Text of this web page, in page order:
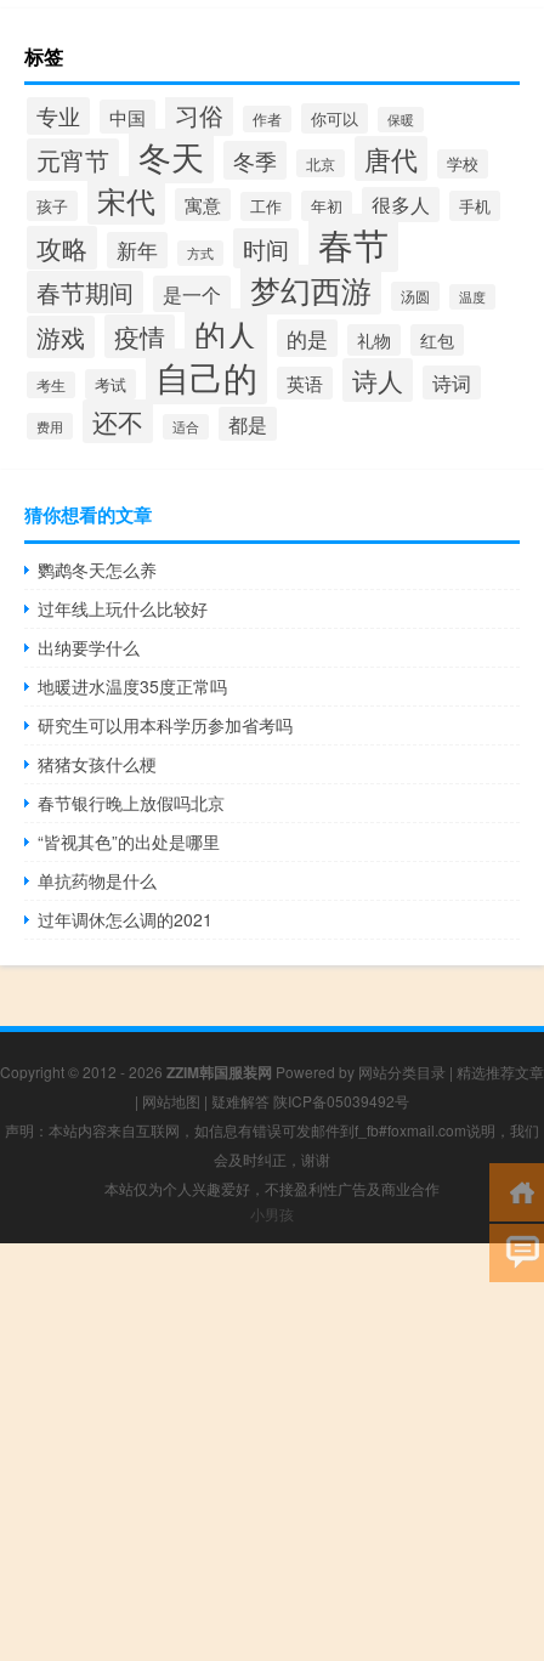
标签
专业 中国 习俗 作者 你可以 保暖
元宵节 冬天 冬季 北京 唐代 学校
孩子 宋代 寓意 工作 年初 很多人 手机
攻略 新年 方式 时间 春节
春节期间 是一个 梦幻西游 汤圆 温度
游戏 疫情 的人 的是 礼物 红包
考生 考试 自己的 英语 诗人 诗词
费用 还不 适合 都是
猜你想看的文章
鹦鹉冬天怎么养
过年线上玩什么比较好
出纳要学什么
地暖进水温度35度正常吗
研究生可以用本科学历参加省考吗
猪猪女孩什么梗
春节银行晚上放假吗北京
“皆视其色”的出处是哪里
单抗药物是什么
过年调休怎么调的2021
Copyright © 2012 - 2026 ZZIM韩国服装网 Powered by 网站分类目录 | 精选推荐文章
| 网站地图 | 疑难解答 陕ICP备05039492号
声明：本站内容来自互联网，如信息有错误可发邮件到f_fb#foxmail.com说明，我们
会及时纠正，谢谢
本站仅为个人兴趣爱好，不接盈利性广告及商业合作
小男孩